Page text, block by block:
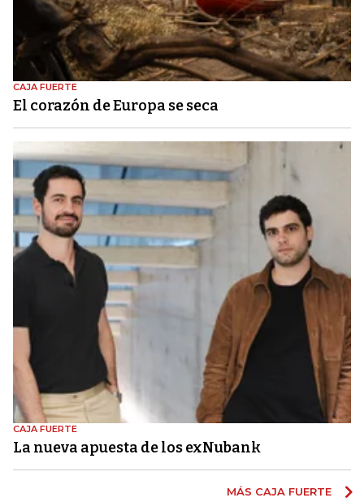
CAJA FUERTE
El corazón de Europa se seca
CAJA FUERTE
La nueva apuesta de los exNubank
MÁS CAJA FUERTE